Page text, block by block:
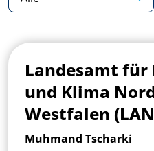
Landesamt
und Klima
Westfalen
Muhmand Tscharki